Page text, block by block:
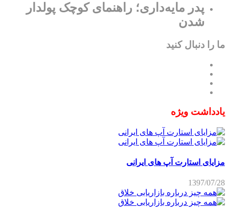
پدر مایه‌داری؛ راهنمای کوچک پولدار
شدن
ما را دنبال کنید
یادداشت ویژه
مزایای استارت آپ های ایرانی
1397/07/28